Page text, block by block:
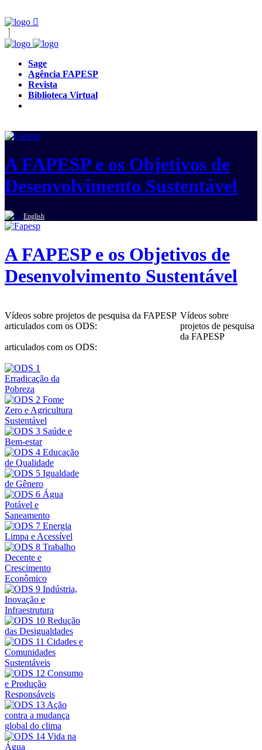
Sage
Agência FAPESP
Revista
Biblioteca Virtual
A FAPESP e os Objetivos de
Desenvolvimento Sustentável
English
A FAPESP e os Objetivos de
Desenvolvimento Sustentável
Vídeos sobre projetos de pesquisa da FAPESP
articulados com os ODS:
Vídeos sobre
projetos de pesquisa
da FAPESP
articulados com os ODS: